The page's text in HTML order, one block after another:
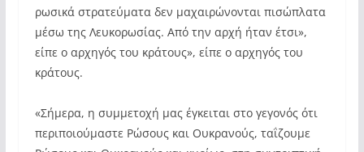
ρωσικά στρατεύματα δεν μαχαιρώνονται πισώπλατα
μέσω της Λευκορωσίας. Από την αρχή ήταν έτσι»,
είπε ο αρχηγός του κράτους», είπε ο αρχηγός του
κράτους.
«Σήμερα, η συμμετοχή μας έγκειται στο γεγονός ότι
περιποιούμαστε Ρώσους και Ουκρανούς, ταΐζουμε